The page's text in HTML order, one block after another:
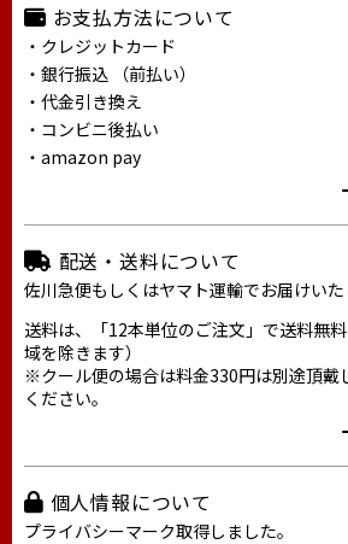
お支払方法について
・クレジットカード
・銀行振込 （前払い）
・代金引き換え
・コンビニ後払い
・amazon pay
配送・送料について
佐川急便もしくはヤマト運輸でお届けいた
送料は、「12本単位のご注文」で送料無
域を除きます）
※クール便の場合は料金330円は別途頂戴
ください。
個人情報について
プライバシーマーク取得しました。